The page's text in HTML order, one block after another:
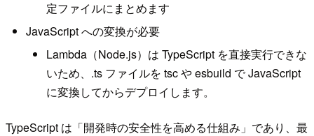
定ファイルにまとめます
JavaScript への変換が必要
Lambda（Node.js）は TypeScript を直接実行できな
いため、.ts ファイルを tsc や esbuild で JavaScript
に変換してからデプロイします。
TypeScript は「開発時の安全性を高める仕組み」であり、最